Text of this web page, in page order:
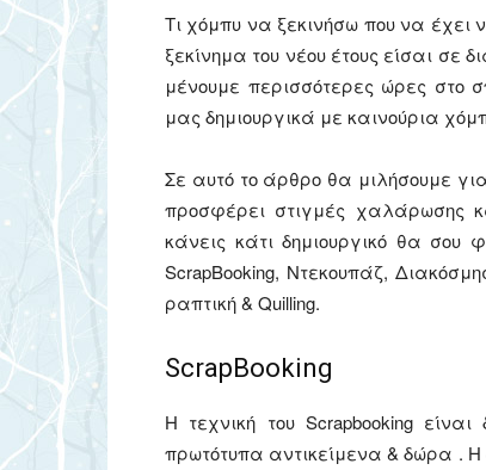
Τι χόμπυ να ξεκινήσω που να έχει
ξεκίνημα του νέου έτους είσαι σε
μένουμε περισσότερες ώρες στο
μας δημιουργικά με καινούρια
Σε αυτό το άρθρο θα μιλήσουμε
προσφέρει στιγμές χαλάρωσης
κάνεις κάτι δημιουργικό θα σου
ScrapBooking, Ντεκουπάζ,
ραπτική & Quilling.
ScrapBooking
Η τεχνική του Scrapbooking
πρωτότυπα αντικείμενα & δώρα . Η